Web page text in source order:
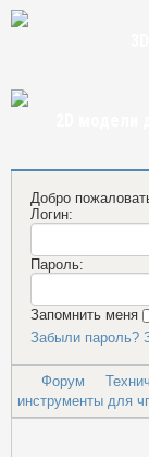
Добро
Логин:
Пароль:
Запомнить меня
Забыли пароль?
Форум
инструменты для